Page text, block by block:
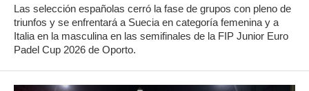
Las selección españolas cerró la fase de grupos con pleno de
triunfos y se enfrentará a Suecia en categoría femenina y a
Italia en la masculina en las semifinales de la FIP Junior Euro
Padel Cup 2026 de Oporto.